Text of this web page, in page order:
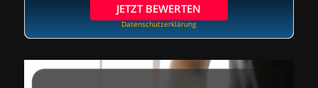
JETZT BEWERTEN
Datenschutzerklärung